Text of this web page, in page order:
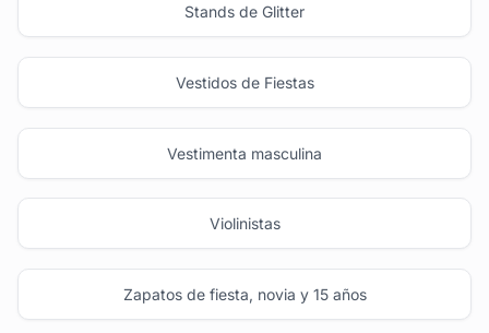
Stands de Glitter
Vestidos de Fiestas
Vestimenta masculina
Violinistas
Zapatos de fiesta, novia y 15 años